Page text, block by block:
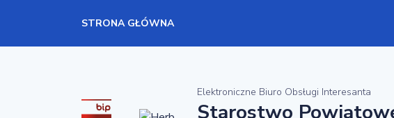
STRONA GŁÓWNA
Elektroniczne Biuro Obsługi Interesanta
Starostwo